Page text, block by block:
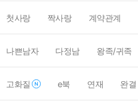
첫사랑 짝사랑 계약관계
나쁜남자 다정남 왕족/귀족
고화질 e북 연재 완결